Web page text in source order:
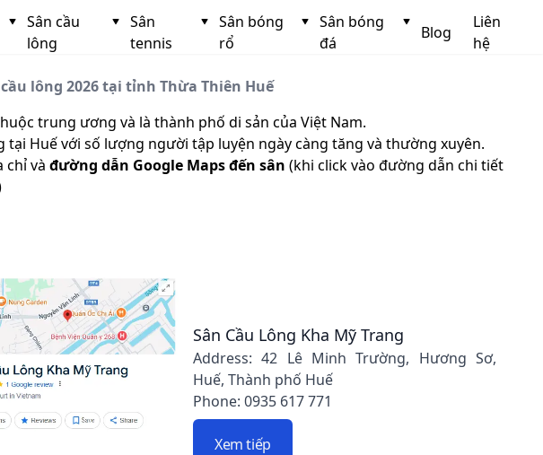
Sân cầu
lông
Sân
tennis
Sân bóng
rổ
Sân bóng
đá
Blog
Liên
hệ
lông 2026 tại tỉnh Thừa Thiên Huế
trung ương và là thành phố di sản của Việt Nam.
Huế với số lượng người tập luyện ngày càng tăng và thường xuyên.
chỉ và đường dẫn Google Maps đến sân (khi click vào đường dẫn chi tiết
Sân Cầu Lông Kha Mỹ Trang
Address: 42 Lê Minh Trường, Hương Sơ,
Huế, Thành phố Huế
Phone: 0935 617 771
Xem tiếp